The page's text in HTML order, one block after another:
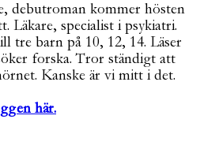
debutroman kommer hösten
Läkare, specialist i psykiatri.
tre barn på 10, 12, 14. Läser
forska. Tror ständigt att
Kanske är vi mitt i det.
här.